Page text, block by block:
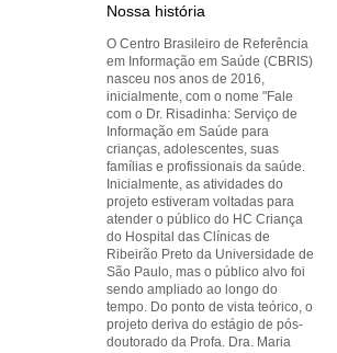
Nossa história
O Centro Brasileiro de Referência
em Informação em Saúde (CBRIS)
nasceu nos anos de 2016,
inicialmente, com o nome "Fale
com o Dr. Risadinha: Serviço de
Informação em Saúde para
crianças, adolescentes, suas
famílias e profissionais da saúde.
Inicialmente, as atividades do
projeto estiveram voltadas para
atender o público do HC Criança
do Hospital das Clínicas de
Ribeirão Preto da Universidade de
São Paulo, mas o público alvo foi
sendo ampliado ao longo do
tempo. Do ponto de vista teórico, o
projeto deriva do estágio de pós-
doutorado da Profa. Dra. Maria